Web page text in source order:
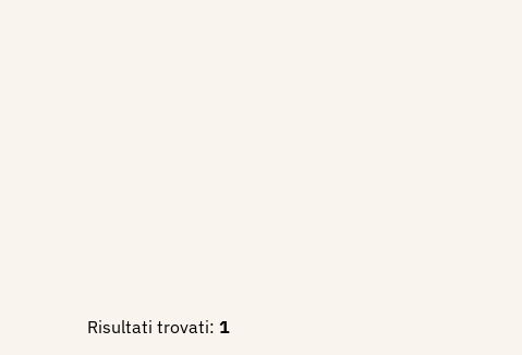
Risultati trovati: 1